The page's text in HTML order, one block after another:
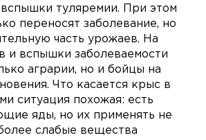
туляремии. При этом
переносят заболевание, но
часть урожаев. На
и вспышки заболеваемости
аграрии, но и бойцы на
Что касается крыс в
ситуация похожая: есть
яды, но их применять не
слабые вещества